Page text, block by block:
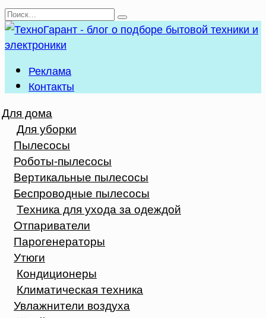
Перейти
к
содержанию
Search
for:
Реклама
Контакты
Для дома
Для уборки
Пылесосы
Роботы-пылесосы
Вертикальные пылесосы
Беспроводные пылесосы
Техника для ухода за одеждой
Отпариватели
Парогенераторы
Утюги
Кондиционеры
Климатическая техника
Увлажнители воздуха